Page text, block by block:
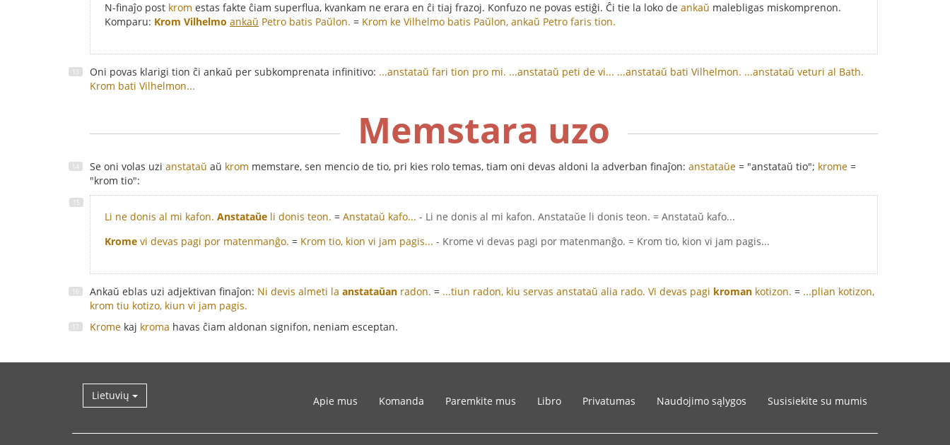
N-finaĵo post krom estas fakte ĉiam superflua, kvankam ne erara en ĉi tiaj frazoj. Konfuzo ne povas estiĝi. Ĉi tie la loko de ankaŭ malebligas miskomprenon.
Komparu: Krom Vilhelmo ankaŭ Petro batis Paŭlon. = Krom ke Vilhelmo batis Paŭlon, ankaŭ Petro faris tion.
Oni povas klarigi tion ĉi ankaŭ per subkomprenata infinitivo: ...anstataŭ fari tion pro mi. ...anstataŭ peti de vi... ...anstataŭ bati Vilhelmon. ...anstataŭ veturi al Bath.
Krom bati Vilhelmon...
Memstara uzo
Se oni volas uzi anstataŭ aŭ krom memstare, sen mencio de tio, pri kies rolo temas, tiam oni devas aldoni la adverban finaĵon: anstataŭe = "anstataŭ tio"; krome =
"krom tio":
Li ne donis al mi kafon. Anstataŭe li donis teon. = Anstataŭ kafo... - Li ne donis al mi kafon. Anstataŭe li donis teon. = Anstataŭ kafo...
Krome vi devas pagi por matenmanĝo. = Krom tio, kion vi jam pagis... - Krome vi devas pagi por matenmanĝo. = Krom tio, kion vi jam pagis...
Ankaŭ eblas uzi adjektivan finaĵon: Ni devis almeti la anstataŭan radon. = ...tiun radon, kiu servas anstataŭ alia rado. Vi devas pagi kroman kotizon. = ...plian kotizon,
krom tiu kotizo, kiun vi jam pagis.
Krome kaj kroma havas ĉiam aldonan signifon, neniam esceptan.
Lietuvių Apie mus Komanda Paremkite mus Libro Privatumas Naudojimo sąlygos Susisiekite su mumis